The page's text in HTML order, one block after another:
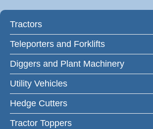
Tractors
Teleporters and Forklifts
Diggers and Plant Machinery
Utility Vehicles
Hedge Cutters
Tractor Toppers